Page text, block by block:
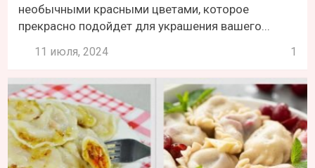
необычными красными цветами, которое
прекрасно подойдет для украшения вашего...
11 июля, 2024 1